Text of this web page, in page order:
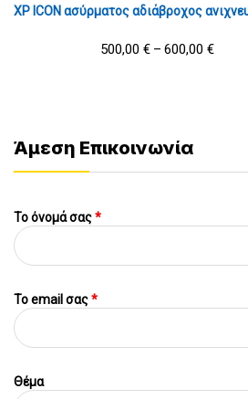
XP ICON ασύρματος αδιάβροχος
500,00 € – 600,00 €
Άμεση Επικοινωνία
Το όνομά σας*
To email σας*
Θέμα